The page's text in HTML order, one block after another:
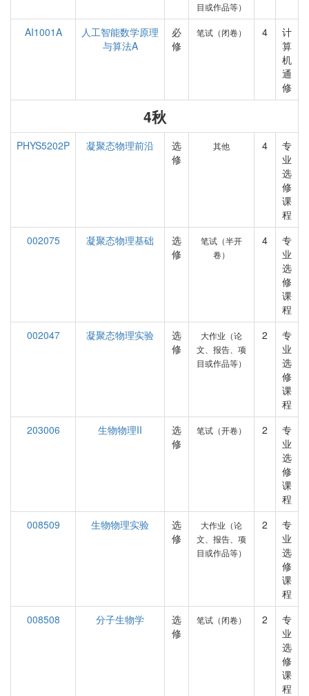
目或作品等）
AI1001A
人工智能数学原理
与算法A
必
修
笔试（闭卷） 4
计
算
机
通
修
4秋
PHYS5202P 凝聚态物理前沿
选
修
其他 4
专
业
选
修
课
程
002075
凝聚态物理基础
选
修
笔试（半开
卷）
4
专
业
选
修
课
程
002047
凝聚态物理实验
选
修
大作业（论
文、报告、项
目或作品等）
2
专
业
选
修
课
程
203006
生物物理II
选
修
笔试（开卷） 2
专
业
选
修
课
程
008509
生物物理实验
选
修
大作业（论
文、报告、项
目或作品等）
2
专
业
选
修
课
程
008508
分子生物学
选
修
笔试（闭卷） 2
专
业
选
修
课
程